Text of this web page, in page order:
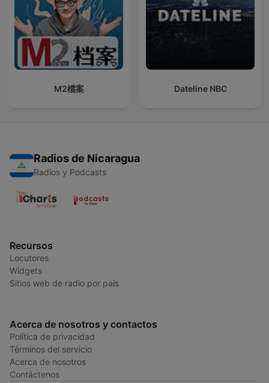
M2檔案 Dateline NBC
Radios de Nicaragua
Radios y Podcasts
Recursos
Locutores
Widgets
Sitios web de radio por país
Acerca de nosotros y contactos
Política de privacidad
Términos del servicio
Acerca de nosotros
Contáctenos